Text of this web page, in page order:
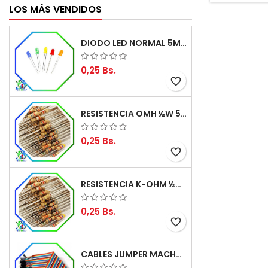
LOS MÁS VENDIDOS
DIODO LED NORMAL 5MM
0,25 Bs.
favorite_border
RESISTENCIA OMH ½W 5%
0,25 Bs.
favorite_border
RESISTENCIA K-OHM ½W 5%
0,25 Bs.
favorite_border
CABLES JUMPER MACHO-MACHO 20CM (ALTA CALIDAD)